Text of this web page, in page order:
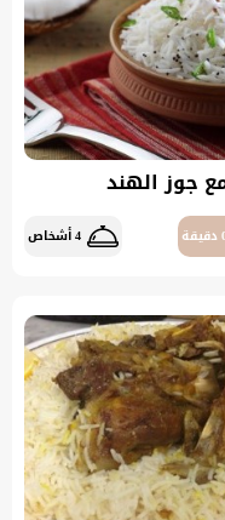
جوز الهند
4 أشخاص